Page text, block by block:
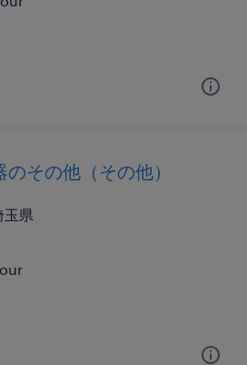
その他（その他）
玉県